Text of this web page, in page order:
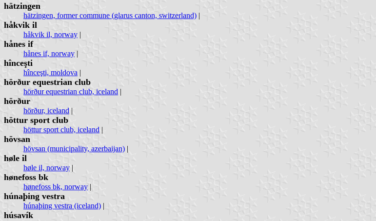
hätzingen
hätzingen, former commune (glarus canton, switzerland) |
håkvik il
håkvik il, norway |
hånes if
hånes if, norway |
hînceşti
hînceşti, moldova |
hörður equestrian club
hörður equestrian club, iceland |
hörður
hörður, iceland |
höttur sport club
höttur sport club, iceland |
hövsan
hövsan (municipality, azerbaijan) |
høle il
høle il, norway |
hønefoss bk
hønefoss bk, norway |
húnaþing vestra
húnaþing vestra (iceland) |
húsavík